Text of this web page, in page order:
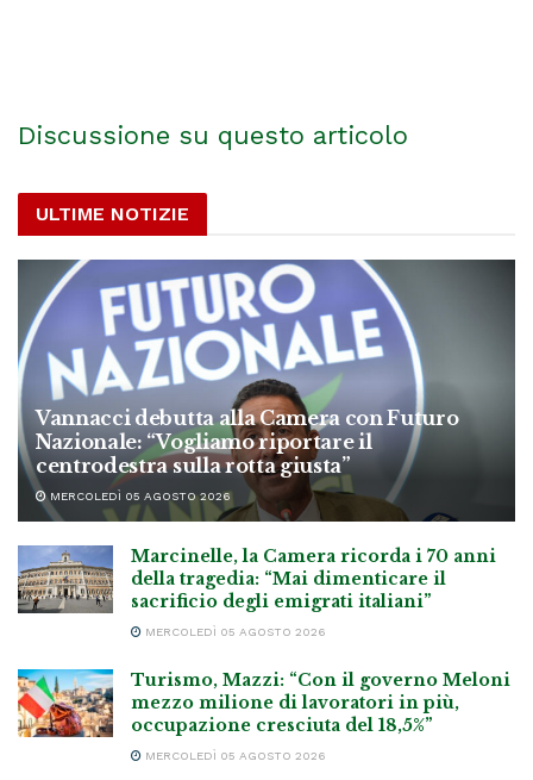
Discussione su questo articolo
ULTIME NOTIZIE
Vannacci debutta alla Camera con Futuro
Nazionale: “Vogliamo riportare il
centrodestra sulla rotta giusta”
MERCOLEDÌ 05 AGOSTO 2026
Marcinelle, la Camera ricorda i 70 anni
della tragedia: “Mai dimenticare il
sacrificio degli emigrati italiani”
MERCOLEDÌ 05 AGOSTO 2026
Turismo, Mazzi: “Con il governo Meloni
mezzo milione di lavoratori in più,
occupazione cresciuta del 18,5%”
MERCOLEDÌ 05 AGOSTO 2026